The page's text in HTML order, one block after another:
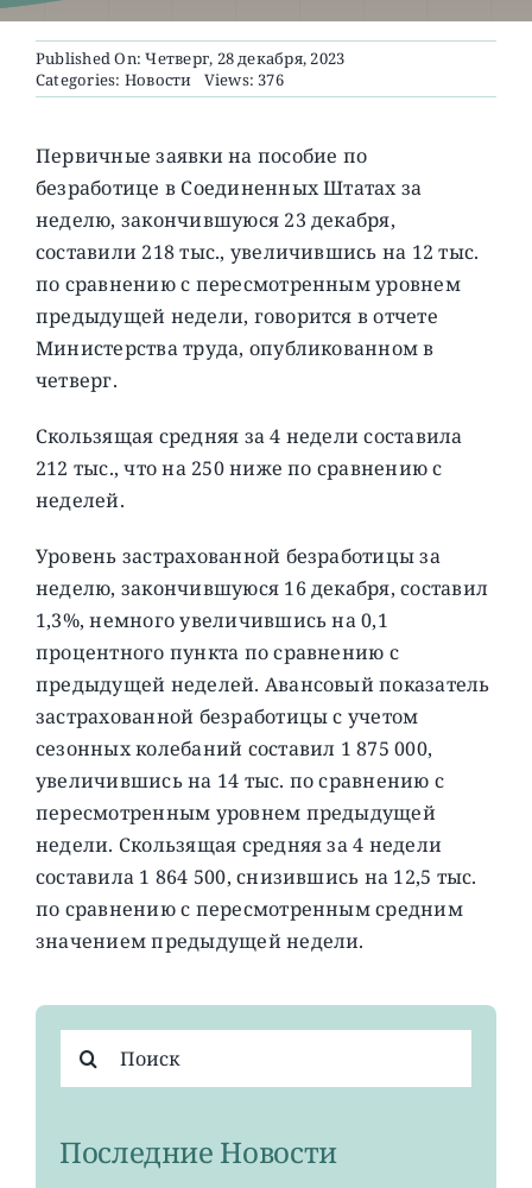
О ПРОЕКТЕ
Published On: Четверг, 28 декабря, 2023
Categories: Новости Views: 376
Первичные заявки на пособие по
безработице в Соединенных Штатах за
неделю, закончившуюся 23 декабря,
составили 218 тыс., увеличившись на 12 тыс.
по сравнению с пересмотренным уровнем
предыдущей недели, говорится в отчете
Министерства труда, опубликованном в
четверг.
Скользящая средняя за 4 недели составила
212 тыс., что на 250 ниже по сравнению с
неделей.
Уровень застрахованной безработицы за
неделю, закончившуюся 16 декабря, составил
1,3%, немного увеличившись на 0,1
процентного пункта по сравнению с
предыдущей неделей. Авансовый показатель
застрахованной безработицы с учетом
сезонных колебаний составил 1 875 000,
увеличившись на 14 тыс. по сравнению с
пересмотренным уровнем предыдущей
недели. Скользящая средняя за 4 недели
составила 1 864 500, снизившись на 12,5 тыс.
по сравнению с пересмотренным средним
значением предыдущей недели.
поиска:
Последние Новости